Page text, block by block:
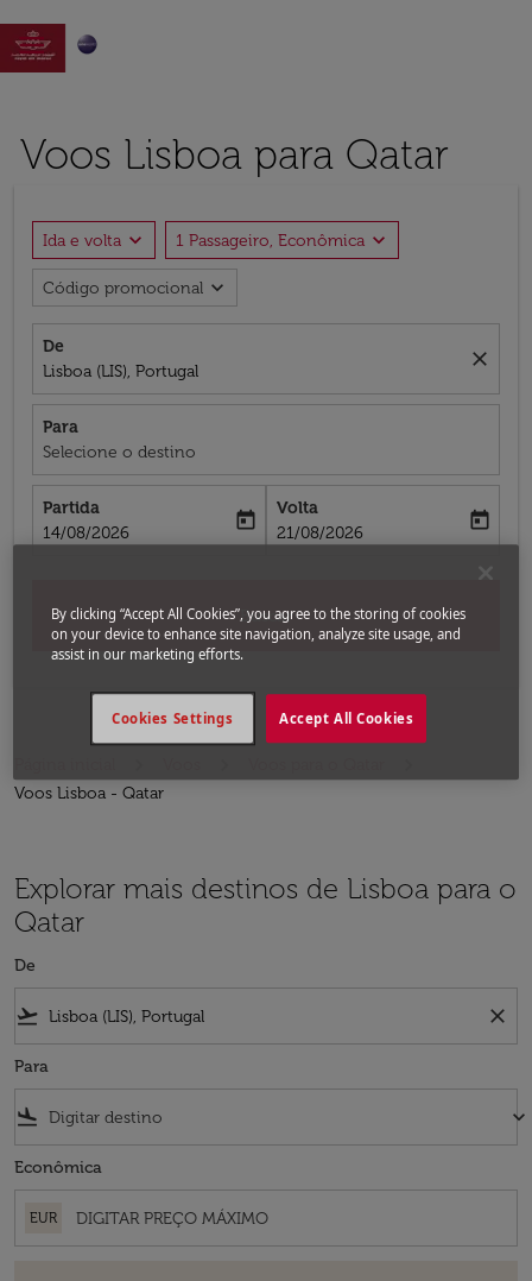

Voos Lisboa para Qatar
Ida e volta expand_more 1 Passageiro, Econômica expand_more
Código promocional expand_more
De
Lisboa (LIS), Portugal
close
Para
Selecione o destino
Partida
fc-booking-departure-date-aria-label
14/08/2026
today
Volta
fc-booking-return-date-aria-label
21/08/2026
today
Buscar
Voos Lisboa - Qatar
Explorar mais destinos de Lisboa para o
Qatar
De
flight_takeoff close
Para
flight_land keyboard_arrow_down
Econômica
EUR
By clicking “Accept All Cookies”, you agree to the storing of cookies
on your device to enhance site navigation, analyze site usage, and
assist in our marketing efforts.
Accept All Cookies
Cookies Settings